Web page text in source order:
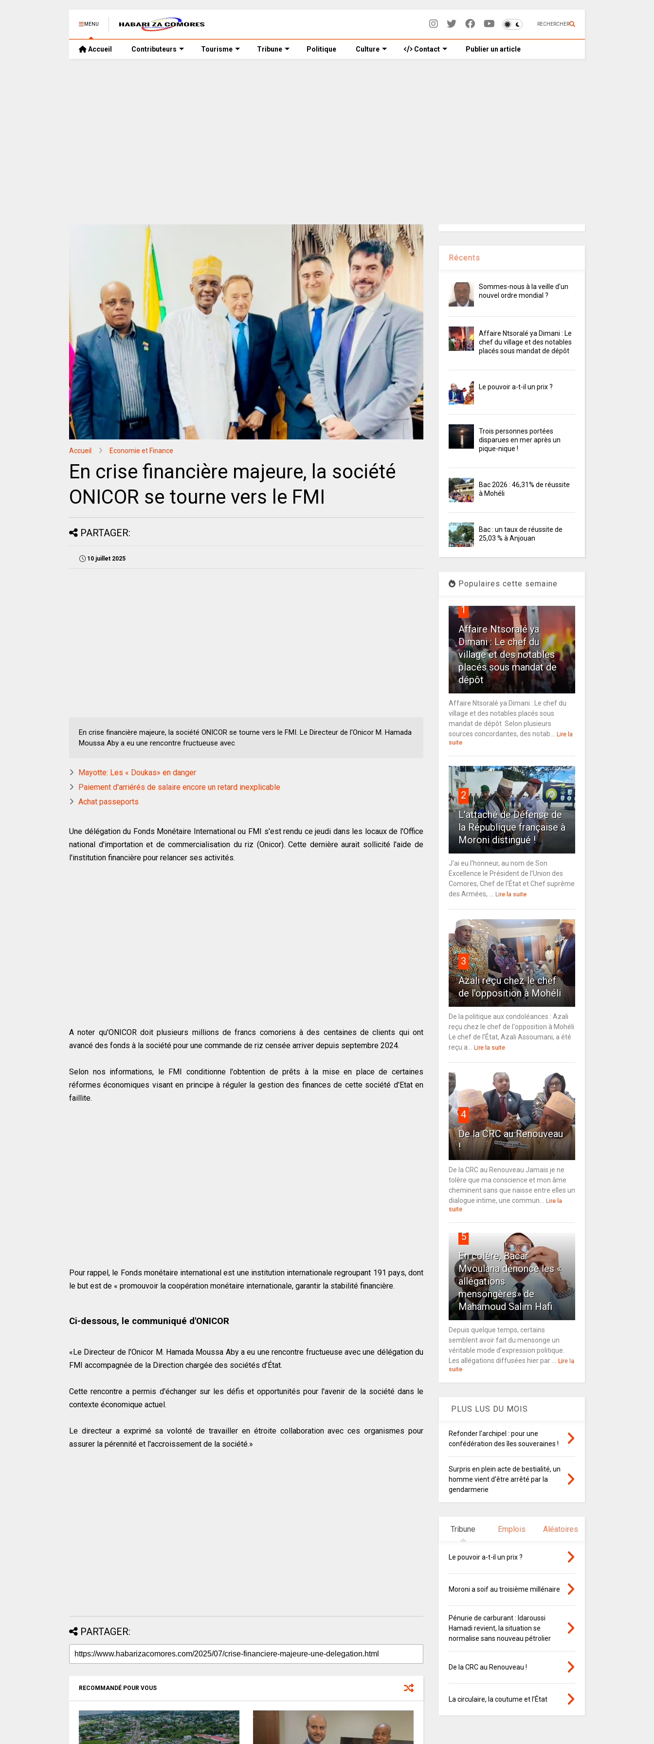
MENU RECHERCHER
Accueil Contributeurs Tourisme Tribune Politique Culture Contact Publier un article
Accueil Economie et Finance
En crise financière majeure, la société
ONICOR se tourne vers le FMI
PARTAGER:
10 juillet 2025
En crise financière majeure, la société ONICOR se tourne vers le FMI. Le Directeur de l'Onicor M. Hamada
Moussa Aby a eu une rencontre fructueuse avec
Mayotte: Les « Doukas» en danger
Paiement d'arriérés de salaire encore un retard inexplicable
Achat passeports
Une délégation du Fonds Monétaire International ou FMI s'est rendu ce jeudi dans les locaux de l'Office
national d'importation et de commercialisation du riz (Onicor). Cette dernière aurait sollicité l'aide de
l'institution financière pour relancer ses activités.
A noter qu'ONICOR doit plusieurs millions de francs comoriens à des centaines de clients qui ont
avancé des fonds à la société pour une commande de riz censée arriver depuis septembre 2024.
Selon nos informations, le FMI conditionne l'obtention de prêts à la mise en place de certaines
réformes économiques visant en principe à réguler la gestion des finances de cette société d'Etat en
faillite.
Pour rappel, le Fonds monétaire international est une institution internationale regroupant 191 pays, dont
le but est de « promouvoir la coopération monétaire internationale, garantir la stabilité financière.
Ci-dessous, le communiqué d'ONICOR
«Le Directeur de l'Onicor M. Hamada Moussa Aby a eu une rencontre fructueuse avec une délégation du
FMI accompagnée de la Direction chargée des sociétés d’État.
Cette rencontre a permis d'échanger sur les défis et opportunités pour l'avenir de la société dans le
contexte économique actuel.
Le directeur a exprimé sa volonté de travailler en étroite collaboration avec ces organismes pour
assurer la pérennité et l'accroissement de la société.»
PARTAGER:
RECOMMANDÉ POUR VOUS
Récents
Sommes-nous à la veille d'un
nouvel ordre mondial ?
Affaire Ntsoralé ya Dimani : Le
chef du village et des notables
placés sous mandat de dépôt
Le pouvoir a-t-il un prix ?
Trois personnes portées
disparues en mer après un
pique-nique !
Bac 2026 : 46,31% de réussite
à Mohéli
Bac : un taux de réussite de
25,03 % à Anjouan
Populaires cette semaine
1
Affaire Ntsoralé ya
Dimani : Le chef du
village et des notables
placés sous mandat de
dépôt
Affaire Ntsoralé ya Dimani : Le chef du
village et des notables placés sous
mandat de dépôt Selon plusieurs
sources concordantes, des notab...
Lire la
suite
2
L'attaché de Défense de
la République française à
Moroni distingué !
J'ai eu l'honneur, au nom de Son
Excellence le Président de l'Union des
Comores, Chef de l'État et Chef suprême
des Armées, ...
Lire la suite
3
Azali reçu chez le chef
de l'opposition à Mohéli
De la politique aux condoléances : Azali
reçu chez le chef de l'opposition à Mohéli
Le chef de l'État, Azali Assoumani, a été
reçu a...
Lire la suite
4
De la CRC au Renouveau
!
De la CRC au Renouveau Jamais je ne
tolère que ma conscience et mon âme
cheminent sans que naisse entre elles un
dialogue intime, une commun...
Lire la
suite
5
En colère, Bacar
Mvoulana dénonce les «
allégations
mensongères» de
Mahamoud Salim Hafi
Depuis quelque temps, certains
semblent avoir fait du mensonge un
véritable mode d’expression politique.
Les allégations diffusées hier par ...
Lire la
suite
PLUS LUS DU MOIS
Refonder l’archipel : pour une
confédération des îles souveraines !
Surpris en plein acte de bestialité, un
homme vient d'être arrêté par la
gendarmerie
Tribune Emplois Aléatoires
Le pouvoir a-t-il un prix ?
Moroni a soif au troisième millénaire
Pénurie de carburant : Idaroussi
Hamadi revient, la situation se
normalise sans nouveau pétrolier
De la CRC au Renouveau !
La circulaire, la coutume et l’État